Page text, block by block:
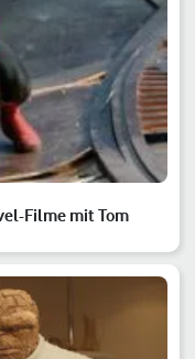
Filme mit Tom